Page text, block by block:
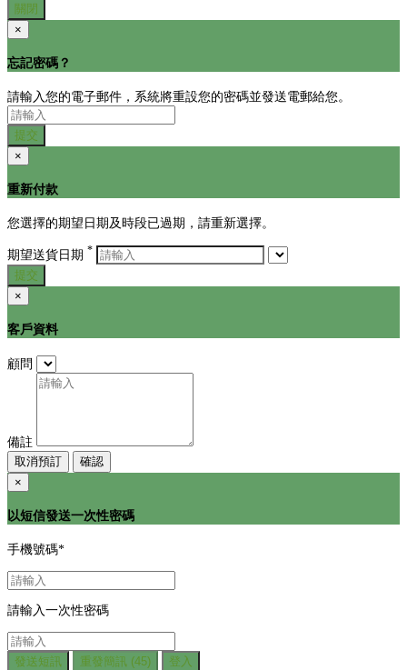
關閉
×
忘記密碼？
請輸入您的電子郵件，系統將重設您的密碼並發送電郵給您。
提交
×
重新付款
您選擇的期望日期及時段已過期，請重新選擇。
期望送貨日期 *
提交
×
客戶資料
顧問
備註
取消預訂
確認
×
以短信發送一次性密碼
手機號碼*
請輸入一次性密碼
發送短訊 重發簡訊 (45)
登入